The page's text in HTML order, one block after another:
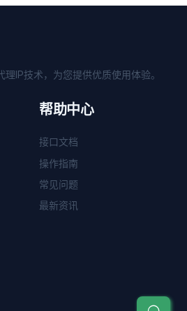
IP技术，为您提供优质使用体验。
帮助中心
接口文档
操作指南
常见问题
最新资讯